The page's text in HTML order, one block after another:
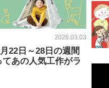
2026.03.03
22日～28日の週間
あの人気工作がラ